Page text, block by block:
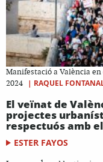
Manifestació a València
2024
| RAQUEL
El veïnat de
projectes
respectuós amb
ESTER FAYOS